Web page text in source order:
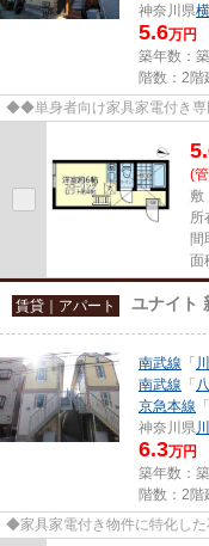
神奈川県
5.6万円
築年数：
階数：2階
◆◆単身者向け家具家電付き
(
敷
所
間
面
賃貸｜アパート ユナイト
南武線 「
南武線 「
京急本線 「
神奈川県
6.3万円
築年数：
階数：2階
◆家具家電付き物件に特化し